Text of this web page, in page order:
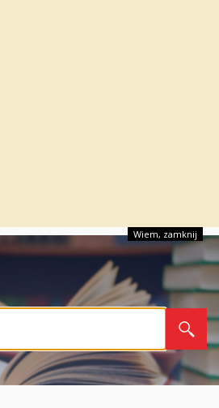
Wiem, zamknij